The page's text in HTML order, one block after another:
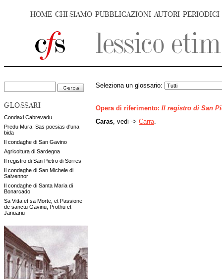
HOME CHI SIAMO PUBBLICAZIONI AUTORI PERIODICI
GLOSSARI
Condaxi Cabrevadu
Predu Mura. Sas poesias d'una
bida
Il condaghe di San Gavino
Agricoltura di Sardegna
Il registro di San Pietro di Sorres
Il condaghe di San Michele di
Salvennor
Il condaghe di Santa Maria di
Bonarcado
Sa Vitta et sa Morte, et Passione
de sanctu Gavinu, Prothu et
Januariu
Seleziona un glossario:
Opera di riferimento: Il registro di San
Caras , vedi -> Carra